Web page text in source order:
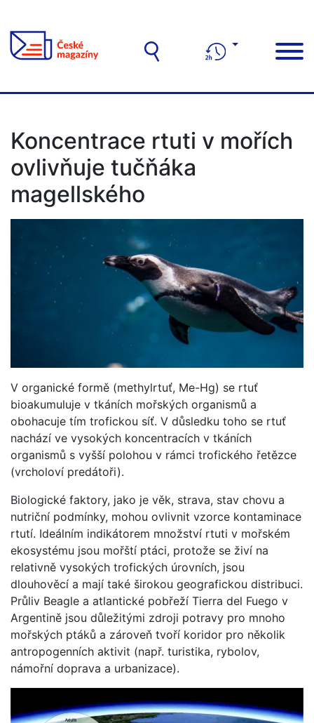
Koncentrace rtuti v mořích
ovlivňuje tučňáka
magellského
V organické formě (methylrtuť, Me-Hg) se rtuť
bioakumuluje v tkáních mořských organismů a
obohacuje tím trofickou síť. V důsledku toho se rtuť
nachází ve vysokých koncentracích v tkáních
organismů s vyšší polohou v rámci trofického řetězce
(vrcholoví predátoři).
Biologické faktory, jako je věk, strava, stav chovu a
nutriční podmínky, mohou ovlivnit vzorce kontaminace
rtutí. Ideálním indikátorem množství rtuti v mořském
ekosystému jsou mořští ptáci, protože se živí na
relativně vysokých trofických úrovních, jsou
dlouhověcí a mají také širokou geografickou distribuci.
Průliv Beagle a atlantické pobřeží Tierra del Fuego v
Argentině jsou důležitými zdroji potravy pro mnoho
mořských ptáků a zároveň tvoří koridor pro několik
antropogenních aktivit (např. turistika, rybolov,
námořní doprava a urbanizace).